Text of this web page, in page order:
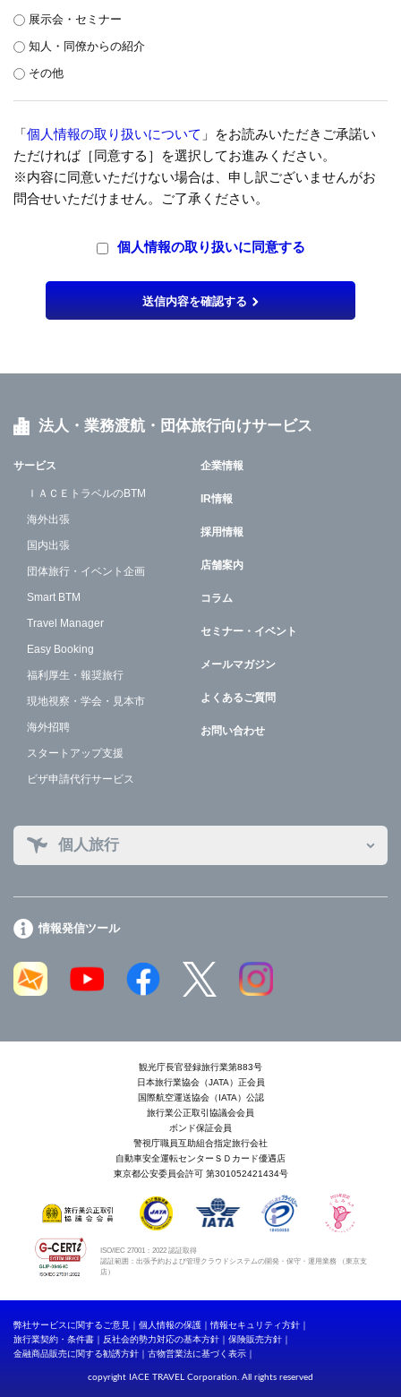
展示会・セミナー
知人・同僚からの紹介
その他
「個人情報の取り扱いについて 」をお読みいただきご承諾い
ただければ［同意する］を選択してお進みください。
※内容に同意いただけない場合は、申し訳ございませんがお
問合せいただけません。ご了承ください。
個人情報の取り扱いに同意する
送信内容を確認する
法人・業務渡航・団体旅行向けサービス
サービス
ＩＡＣＥトラベルのBTM
海外出張
国内出張
団体旅行・イベント企画
Smart BTM
Travel Manager
Easy Booking
福利厚生・報奨旅行
現地視察・学会・見本市
海外招聘
スタートアップ支援
ビザ申請代行サービス
企業情報
IR情報
採用情報
店舗案内
コラム
セミナー・イベント
メールマガジン
よくあるご質問
お問い合わせ
個人旅行
情報発信ツール
観光庁長官登録旅行業第883号
日本旅行業協会（JATA）正会員
国際航空運送協会（IATA）公認
旅行業公正取引協議会会員
ボンド保証会員
警視庁職員互助組合指定旅行会社
自動車安全運転センターＳＤカード優遇店
東京都公安委員会許可 第301052421434号
ISO/IEC 27001：2022 認証取得
認証範囲：出張予約および管理クラウドシステムの開発・保守・運用業務 （東京支
店）
弊社サービスに関するご意見 個人情報の保護
情報セキュリティ方針
旅行業契約・条件書
反社会的勢力対応の基本方針
保険販売方針
金融商品販売に関する勧誘方針
古物営業法に基づく表示
copyright IACE TRAVEL Corporation. All rights reserved